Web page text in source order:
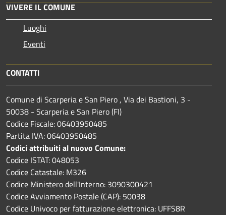
VIVERE IL COMUNE
Luoghi
Eventi
CONTATTI
Comune di Scarperia e San Piero , Via dei Bastioni, 3 -
50038 - Scarperia e San Piero (FI)
Codice Fiscale: 06403950485
Partita IVA: 06403950485
Codici attribuiti al nuovo Comune:
Codice ISTAT: 048053
Codice Catastale: M326
Codice Ministero dell'Interno: 3090300421
Codice Avviamento Postale (CAP): 50038
Codice Univoco per fatturazione elettronica: UFFS8R